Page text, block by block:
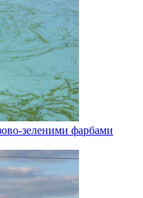
зеленими фарбами